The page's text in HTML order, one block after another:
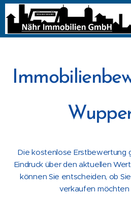
Die kostenlose Erstbewertung
Eindruck über den aktuellen
können Sie entscheiden, ob
verkaufen möchten